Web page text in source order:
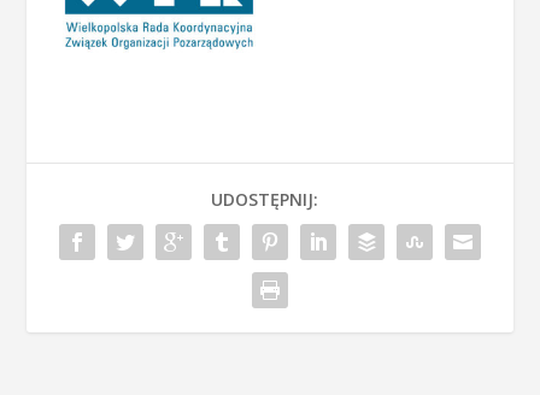
UDOSTĘPNIJ: